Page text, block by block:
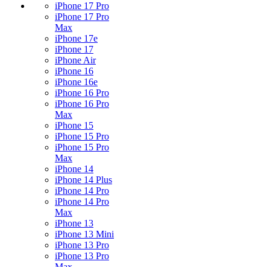
iPhone 17 Pro
iPhone 17 Pro
Max
iPhone 17e
iPhone 17
iPhone Air
iPhone 16
iPhone 16e
iPhone 16 Pro
iPhone 16 Pro
Max
iPhone 15
iPhone 15 Pro
iPhone 15 Pro
Max
iPhone 14
iPhone 14 Plus
iPhone 14 Pro
iPhone 14 Pro
Max
iPhone 13
iPhone 13 Mini
iPhone 13 Pro
iPhone 13 Pro